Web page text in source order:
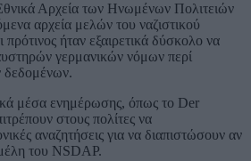
Αρχεία των Ηνωμένων Πολιτειών
αρχεία μελών του ναζιστικού
ήταν εξαιρετικά δύσκολο να
γερμανικών νόμων περί
δεδομένων.
μέσα ενημέρωσης, όπως το Der
στους πολίτες να
αναζητήσεις για να διαπιστώσουν αν
του NSDAP.